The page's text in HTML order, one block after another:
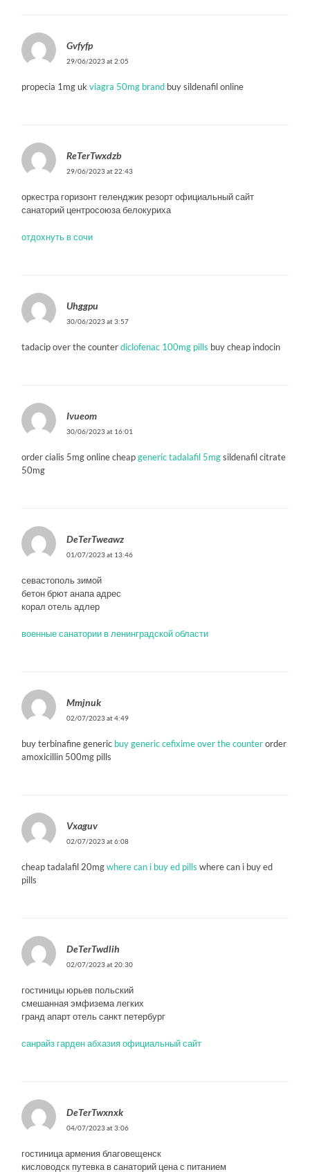
Gvfyfp
29/06/2023 at 2:05
propecia 1mg ukviagra 50mg brand buy sildenafil online
ReTerTwxdzb
29/06/2023 at 22:43
оркестра горизонт геленджик резорт официальный сайт
санаторий центросоюза белокуриха
отдохнуть в сочи
Uhggpu
30/06/2023 at 3:57
tadacip over the counterdiclofenac 100mg pills buy cheap indocin
Ivueom
30/06/2023 at 16:01
order cialis 5mg online cheapgeneric tadalafil 5mgsildenafil citrate
50mg
DeTerTweawz
01/07/2023 at 13:46
севастополь зимой
бетон брют анапа адрес
корал отель адлер
военные санатории в ленинградской области
Mmjnuk
02/07/2023 at 4:49
buy terbinafine generic buy generic cefixime over the counterorder
amoxicillin 500mg pills
Vxaguv
02/07/2023 at 6:08
cheap tadalafil 20mgwhere can i buy ed pills where can i buy ed
pills
DeTerTwdlih
02/07/2023 at 20:30
гостиницы юрьев польский
смешанная эмфизема легких
гранд апарт отель санкт петербург
санрайз гарден абхазия официальный сайт
DeTerTwxnxk
04/07/2023 at 3:06
гостиница армения благовещенск
кисловодск путевка в санаторий цена с питанием